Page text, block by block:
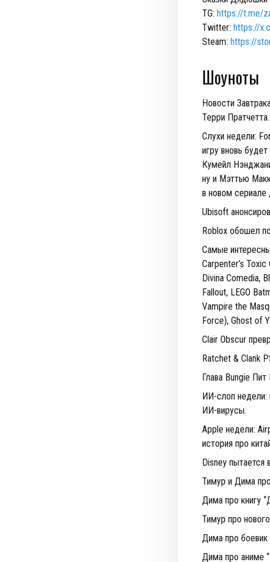
TG: https://t.me/
Twitter: https://
Steam: https://
Шоуноты
Новости
Терри Пратчетта.
Слухи недели:
игру вновь
Кумейл
ну и Мэттью
в новом сериале
Ubisoft
Roblox обошел
Самые
Carpenter’s
Divina Comedia,
Fallout, LEGO
Vampire the
Force), Ghost of
Clair Obscur
Ratchet & Clank
Глава Bungie
ИИ-слоп недели:
ИИ-вирусы.
Apple недели:
история про
Disney пытается
Тимур и Дима
Дима про книгу
Тимур про
Дима про боевик
Дима про аниме